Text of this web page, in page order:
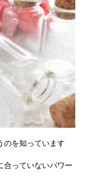
のを知っています
合っていないパワー